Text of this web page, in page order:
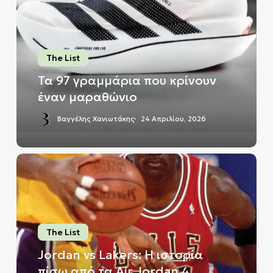
που
κρίνουν
έναν
μαραθώνιοThe List
Τα 97 γραμμάρια που κρίνουν
έναν μαραθώνιο
Βαγγέλης Χανιωτάκης 24 Απριλίου, 2026
Jordan
vs
Lakers:
Η
ιστορία
πίσω
από
τα
The List
Jordan vs Lakers: Η ιστορία